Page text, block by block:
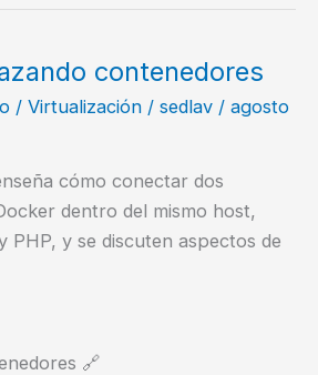
contenedores
/ Virtualización / sedlav / agosto
cómo conectar dos
dentro del mismo host,
PHP, y se discuten aspectos de
🔗